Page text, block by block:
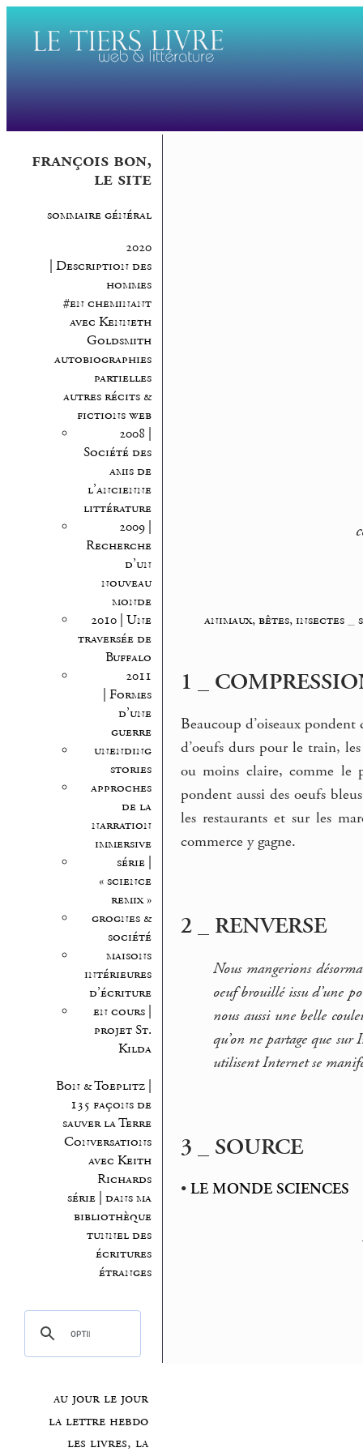
françois bon,
le site
sommaire général
2020
| Description des
hommes
#en cheminant
avec Kenneth
Goldsmith
autobiographies
partielles
autres récits &
fictions web
2008 |
Société des
amis de
l’ancienne
littérature
2009 |
Recherche
d’un
nouveau
monde
2010 | Une
traversée de
Buffalo
2011
| Formes
d’une
guerre
unending
stories
approches
de la
narration
immersive
série |
« science
remix »
grognes &
société
maisons
intérieures
d’écriture
en cours |
projet St.
Kilda
Bon & Toeplitz |
135 façons de
sauver la Terre
Conversations
avec Keith
Richards
série | dans ma
bibliothèque
tunnel des
écritures
étranges
au jour le jour
la lettre hebdo
les livres, la
animaux, bêtes, insectes_
1 _
Beaucoup d’oiseaux
d’oeufs durs pour le train,
ou moins claire, comme le
pondent aussi des oeufs
les restaurants et sur les
commerce y gagne.
2 _ RENVERSE
Nous mangerions
oeuf brouillé issu d’une
nous aussi une belle
qu’on ne partage que
utilisent Internet se
3 _ SOURCE
•LE MONDE SCIENCES